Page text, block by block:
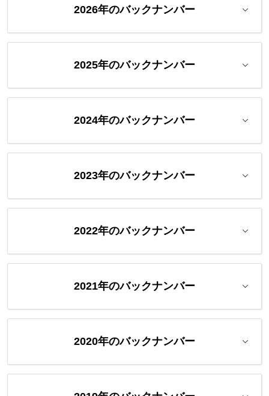
2026年のバックナンバー
2025年のバックナンバー
2024年のバックナンバー
2023年のバックナンバー
2022年のバックナンバー
2021年のバックナンバー
2020年のバックナンバー